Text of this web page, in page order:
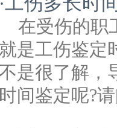
在受伤的职
就是工伤鉴定
是很了解，
时间鉴定呢?